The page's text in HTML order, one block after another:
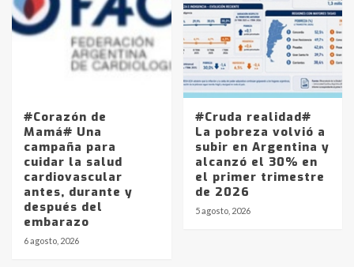
#Corazón de
Mamá# Una
campaña para
cuidar la salud
cardiovascular
antes, durante y
después del
embarazo
6 agosto, 2026
#Cruda realidad#
La pobreza volvió a
subir en Argentina y
alcanzó el 30% en
el primer trimestre
de 2026
5 agosto, 2026